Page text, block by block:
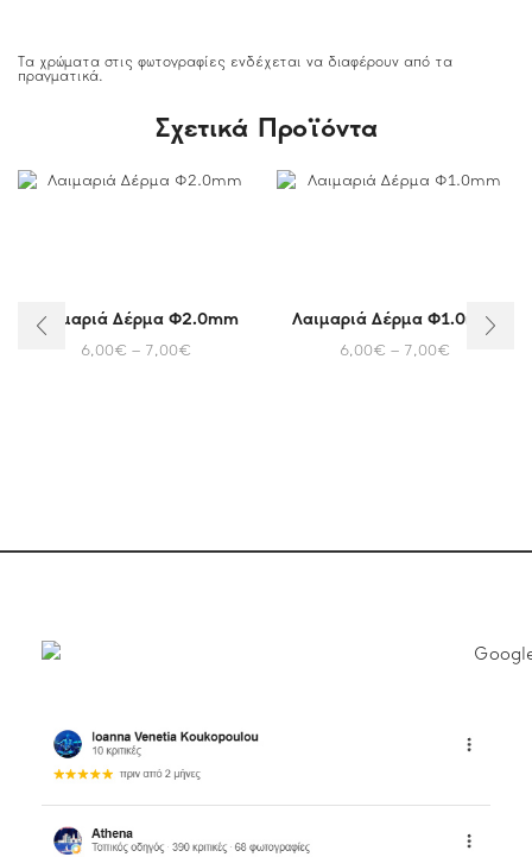
Τα χρώματα στις φωτογραφίες ενδέχεται να διαφέρουν από τα
πραγματικά.
Σχετικά Προϊόντα
Λαιμαριά Δέρμα Φ2.0mm
6,00€ – 7,00€
Λαιμαριά Δέρμα Φ1.0mm
6,00€ – 7,00€